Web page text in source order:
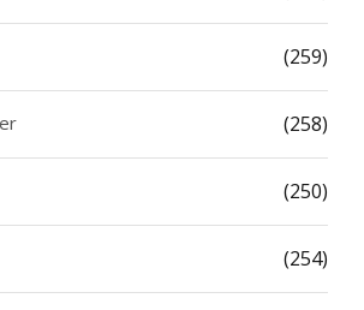
(259)
(258)
(250)
(254)